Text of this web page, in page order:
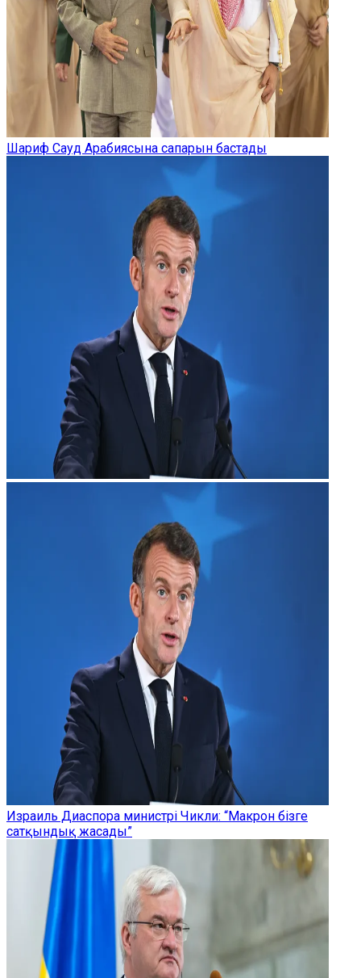
Шариф Сауд Арабиясына сапарын бастады
Израиль Диаспора министрі Чикли: “Макрон бізге
сатқындық жасады”